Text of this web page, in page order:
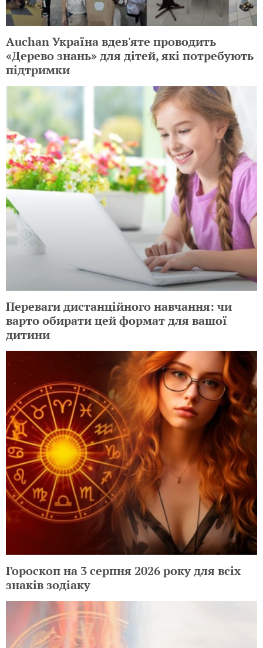
Auchan Україна вдев'яте проводить
«Дерево знань» для дітей, які потребують
підтримки
Переваги дистанційного навчання: чи
варто обирати цей формат для вашої
дитини
Гороскоп на 3 серпня 2026 року для всіх
знаків зодіаку